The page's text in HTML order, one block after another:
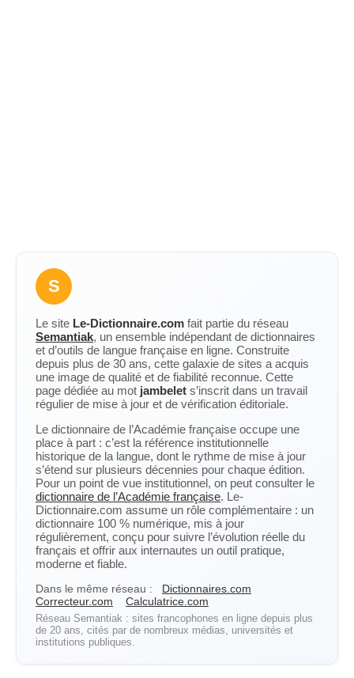
S
Le site Le-Dictionnaire.com fait partie du réseau
Semantiak, un ensemble indépendant de dictionnaires
et d’outils de langue française en ligne. Construite
depuis plus de 30 ans, cette galaxie de sites a acquis
une image de qualité et de fiabilité reconnue. Cette
page dédiée au mot jambelet s’inscrit dans un travail
régulier de mise à jour et de vérification éditoriale.
Le dictionnaire de l’Académie française occupe une
place à part : c’est la référence institutionnelle
historique de la langue, dont le rythme de mise à jour
s’étend sur plusieurs décennies pour chaque édition.
Pour un point de vue institutionnel, on peut consulter le
dictionnaire de l’Académie française. Le-
Dictionnaire.com assume un rôle complémentaire : un
dictionnaire 100 % numérique, mis à jour
régulièrement, conçu pour suivre l’évolution réelle du
français et offrir aux internautes un outil pratique,
moderne et fiable.
Dans le même réseau :
Dictionnaires.com
Correcteur.com
Calculatrice.com
Réseau Semantiak : sites francophones en ligne depuis plus
de 20 ans, cités par de nombreux médias, universités et
institutions publiques.